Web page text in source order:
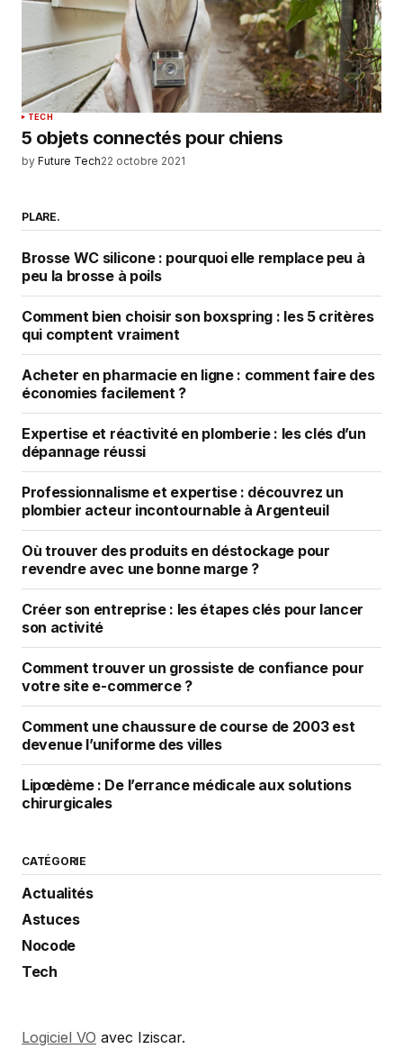
TECH
5 objets connectés pour chiens
by Future Tech22 octobre 2021
PLARE.
Brosse WC silicone : pourquoi elle remplace peu à
peu la brosse à poils
Comment bien choisir son boxspring : les 5 critères
qui comptent vraiment
Acheter en pharmacie en ligne : comment faire des
économies facilement ?
Expertise et réactivité en plomberie : les clés d’un
dépannage réussi
Professionnalisme et expertise : découvrez un
plombier acteur incontournable à Argenteuil
Où trouver des produits en déstockage pour
revendre avec une bonne marge ?
Créer son entreprise : les étapes clés pour lancer
son activité
Comment trouver un grossiste de confiance pour
votre site e-commerce ?
Comment une chaussure de course de 2003 est
devenue l’uniforme des villes
Lipœdème : De l’errance médicale aux solutions
chirurgicales
CATÉGORIE
Actualités
Astuces
Nocode
Tech
Logiciel VO avec Iziscar.